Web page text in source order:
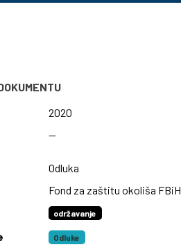
2020
—
Odluka
Fond za zaštitu okoliša FBiH
održavanje
Odluke